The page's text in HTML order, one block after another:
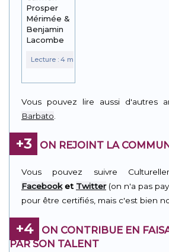
Prosper
Mérimée &
Benjamin
Lacombe
Vous pouvez lire aussi d'autres
Barbato
+3 ON REJOINT LA
Vous pouvez suivre
Facebooket Twitter(on n'a pas
pour être certifiés, mais c'est bien
+4
ON CONTRIBUE EN
PAR SON TALENT